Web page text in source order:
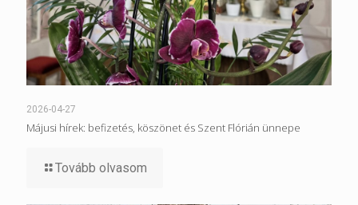
2026-04-27
Májusi hírek: befizetés, köszönet és Szent Flórián ünnepe
Tovább olvasom